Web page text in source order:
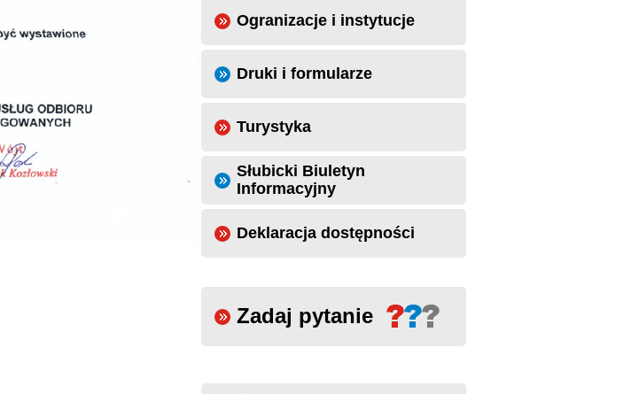
Ogranizacje i instytucje
Druki i formularze
Turystyka
Słubicki Biuletyn
Informacyjny
Deklaracja dostępności
Zadaj pytanie